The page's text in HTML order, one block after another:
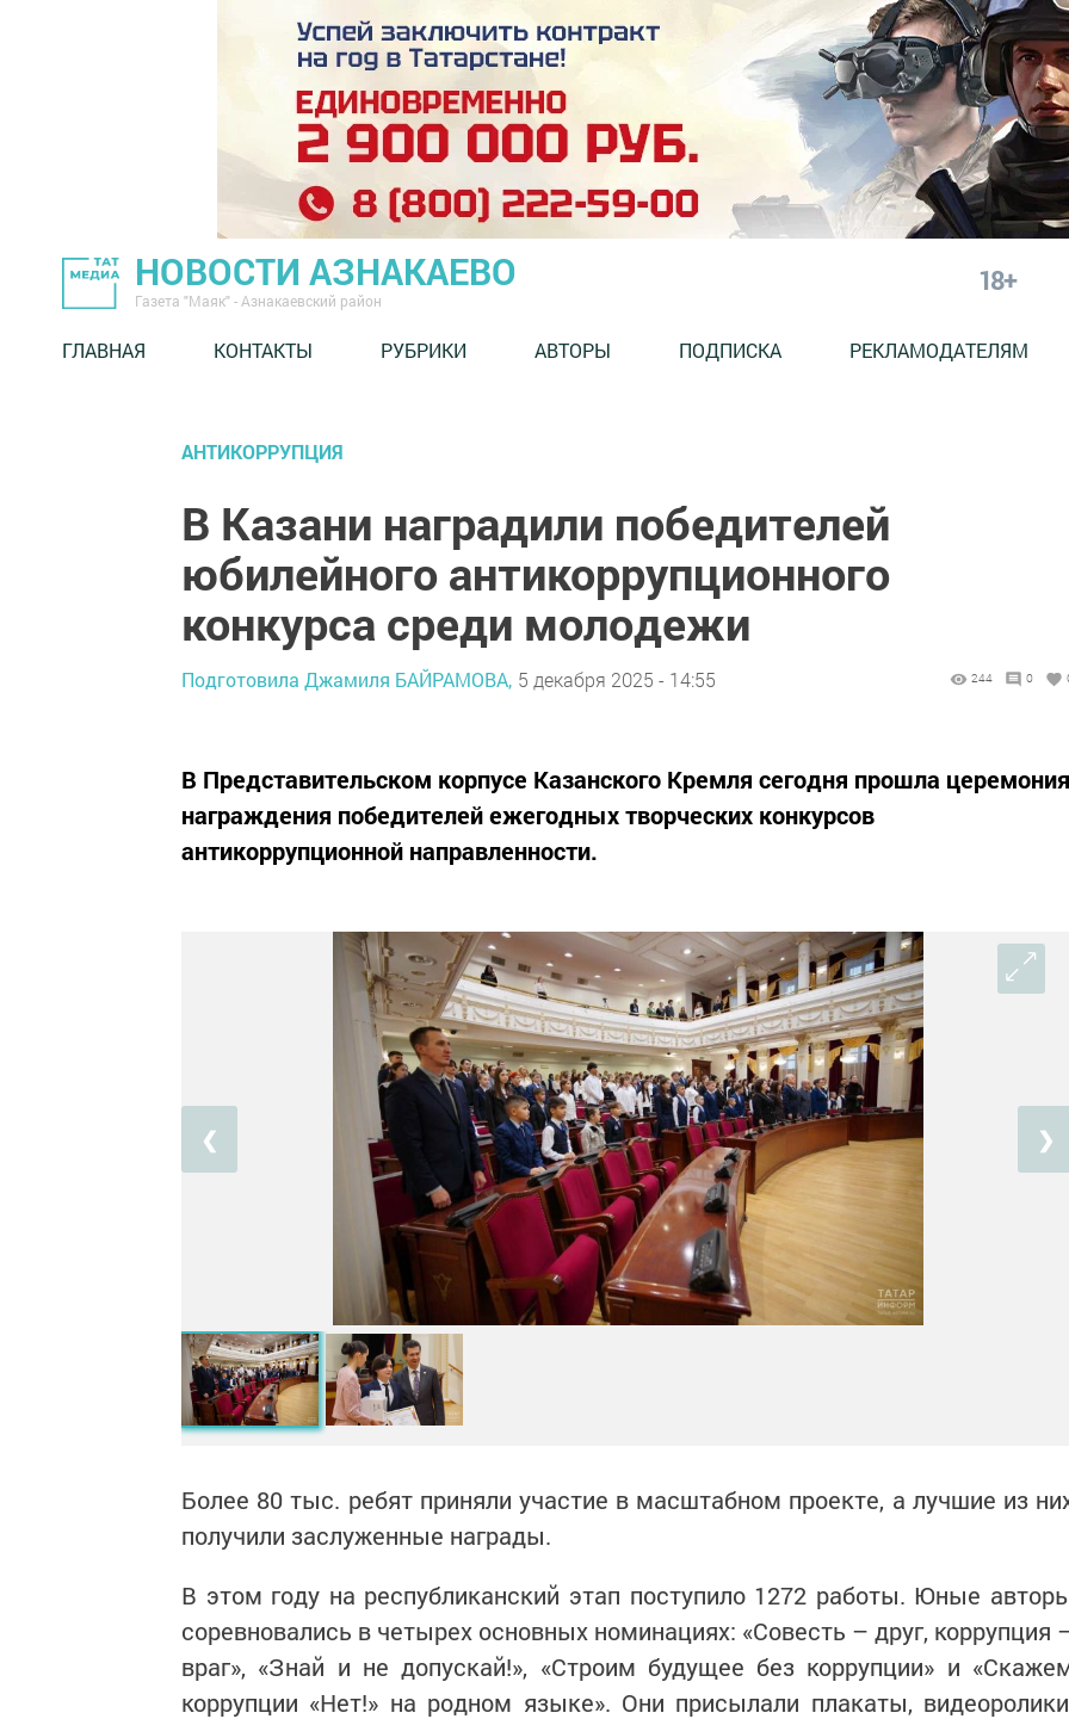
НОВОСТИ АЗНАКАЕВО
Газета "Маяк" - Азнакаевский район
18+
ГЛАВНАЯ КОНТАКТЫ РУБРИКИ АВТОРЫ ПОДПИСКА РЕКЛАМОДАТЕЛЯМ
АНТИКОРРУПЦИЯ
В Казани наградили победителей
юбилейного антикоррупционного
конкурса среди молодежи
Подготовила Джамиля БАЙРАМОВА, 5 декабря 2025 - 14:55 244 0
В Представительском корпусе Казанского Кремля сегодня прошла церемония
награждения победителей ежегодных творческих конкурсов
антикоррупционной направленности.
❮ ❯
Более 80 тыс. ребят приняли участие в масштабном проекте, а лучшие из
получили заслуженные награды.
В этом году на республиканский этап поступило 1272 работы. Юные
соревновались в четырех основных номинациях: «Совесть – друг, коррупция
враг», «Знай и не допускай!», «Строим будущее без коррупции» и
коррупции «Нет!» на родном языке». Они присылали плакаты,